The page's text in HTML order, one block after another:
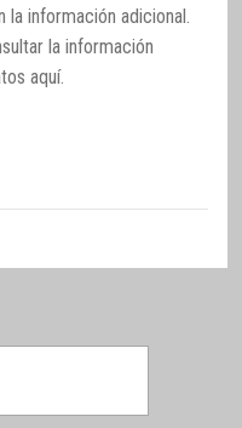
información adicional.
la información
aquí.